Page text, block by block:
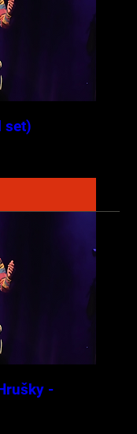
set)
-